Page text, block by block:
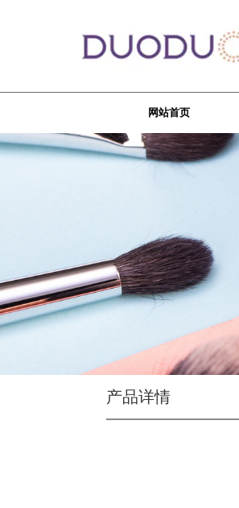
网站首页
产品详情